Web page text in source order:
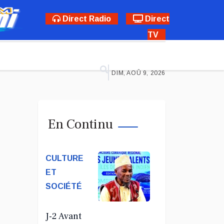
Direct Radio
Direct
TV
DIM, AOÛ 9, 2026
En Continu
CULTURE
ET
SOCIÉTÉ
J-2 Avant